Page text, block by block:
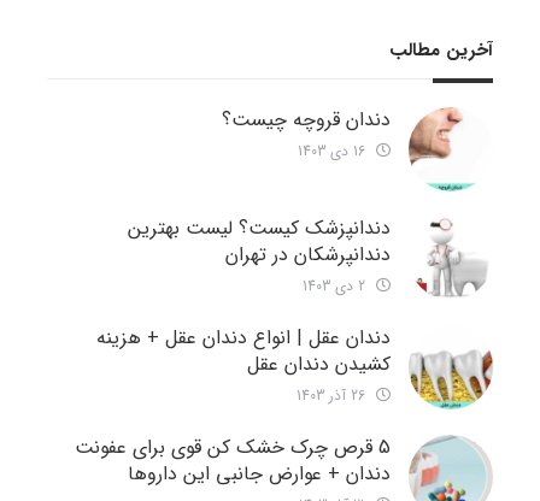
آخرین مطالب
دندان قروچه چیست؟
دندانپزشک کیست؟ لیست بهترین
دندانپرشکان در تهران
دندان عقل | انواع دندان عقل + هزینه
کشیدن دندان عقل
5 قرص چرک خشک کن قوی برای عفونت
دندان + عوارض جانبی این داروها